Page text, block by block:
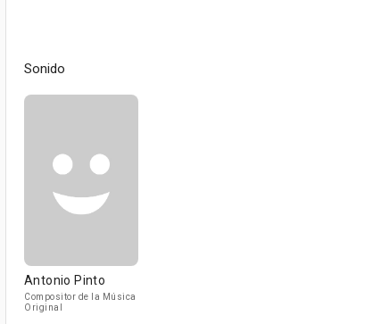
Sonido
Antonio Pinto
Compositor de la Música
Original